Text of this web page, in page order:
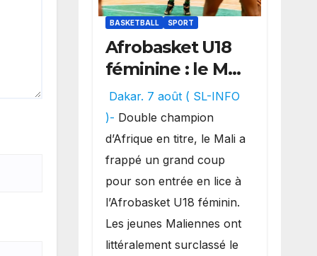
BASKETBALL SPORT
Afrobasket U18
féminine : le Mali
réalise un
véritable festival
offensif et
inflige une
lourde défaite
au Bénin.
Dakar. 7 août ( SL-INFO
)- Double champion
d’Afrique en titre, le Mali a
frappé un grand coup
pour son entrée en lice à
l’Afrobasket U18 féminin.
Les jeunes Maliennes ont
littéralement surclassé le